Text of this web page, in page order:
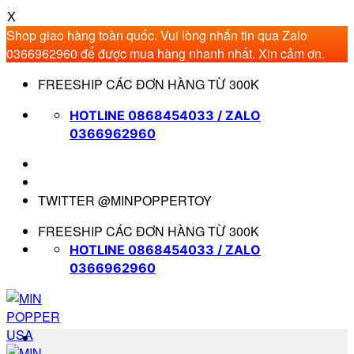
X
Shop giao hàng toàn quốc. Vui lòng nhắn tin qua Zalo
0366962960 để được mua hàng nhanh nhất. Xin cảm ơn.
qua
FREESHIP CÁC ĐƠN HÀNG TỪ 300K
HOTLINE 0868454033 / ZALO
0366962960
TWITTER @MINPOPPERTOY
FREESHIP CÁC ĐƠN HÀNG TỪ 300K
HOTLINE 0868454033 / ZALO
0366962960